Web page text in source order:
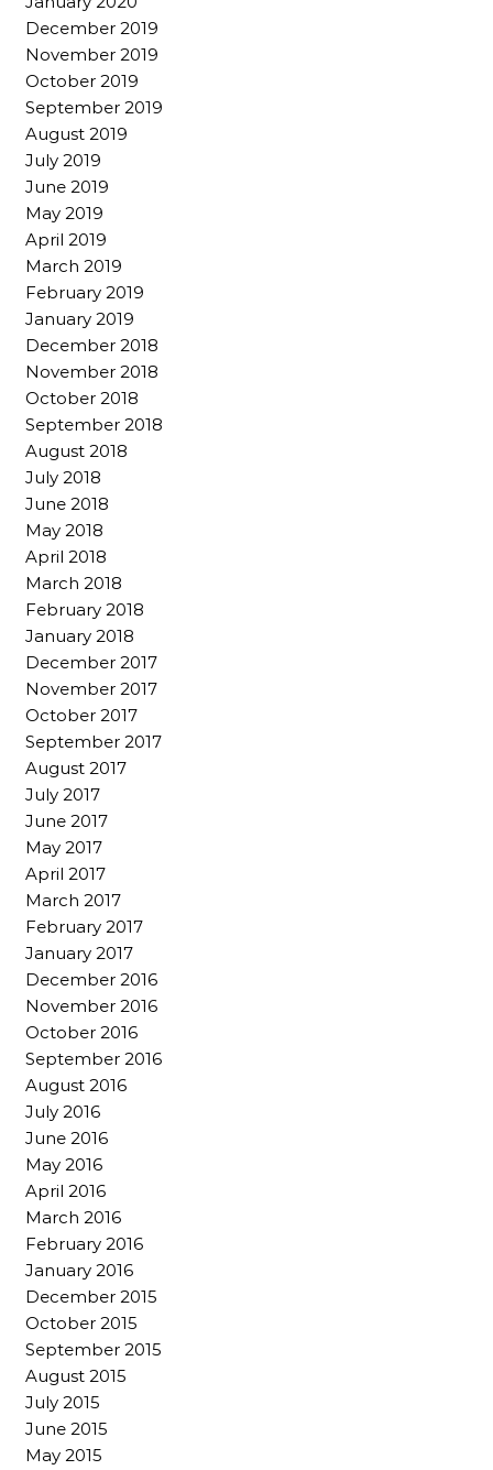
December 2019
November 2019
October 2019
September 2019
August 2019
July 2019
June 2019
May 2019
April 2019
March 2019
February 2019
January 2019
December 2018
November 2018
October 2018
September 2018
August 2018
July 2018
June 2018
May 2018
April 2018
March 2018
February 2018
January 2018
December 2017
November 2017
October 2017
September 2017
August 2017
July 2017
June 2017
May 2017
April 2017
March 2017
February 2017
January 2017
December 2016
November 2016
October 2016
September 2016
August 2016
July 2016
June 2016
May 2016
April 2016
March 2016
February 2016
January 2016
December 2015
October 2015
September 2015
August 2015
July 2015
June 2015
May 2015